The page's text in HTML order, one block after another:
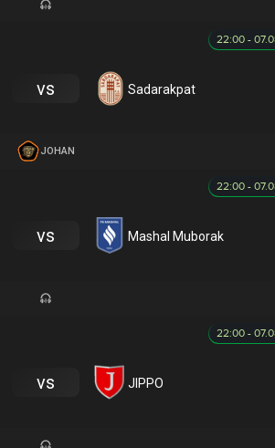
22:00 -
vs Sadarakpat
JOHAN
22:00 -
vs Mashal Muborak
22:00 -
vs JIPPO